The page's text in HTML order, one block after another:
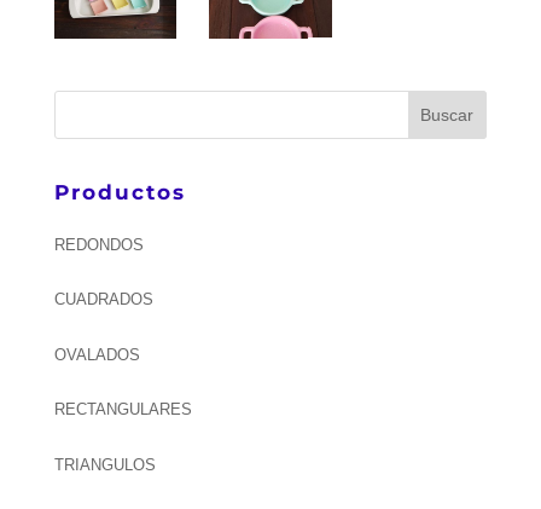
Productos
REDONDOS
CUADRADOS
OVALADOS
RECTANGULARES
TRIANGULOS